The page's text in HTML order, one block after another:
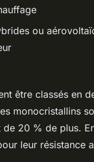
ou
être classés en
monocristallins
20 % de plus.
leur résistance